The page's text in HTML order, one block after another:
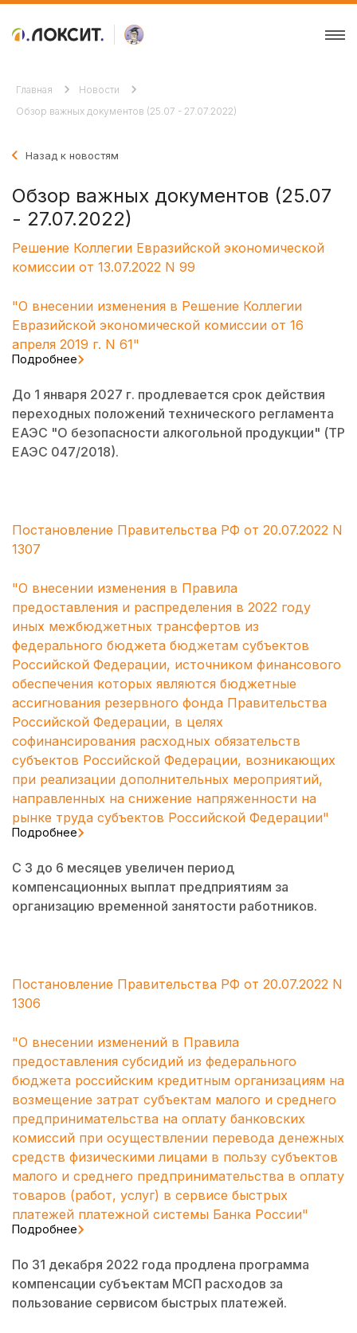
Главная
Новости
Обзор важных документов (25.07 - 27.07.2022)
Назад к новостям
Обзор важных документов (25.07
- 27.07.2022)
Решение Коллегии Евразийской экономической
комиссии от 13.07.2022 N 99
"О внесении изменения в Решение Коллегии
Евразийской экономической комиссии от 16
апреля 2019 г. N 61"
Подробнее
До 1 января 2027 г. продлевается срок действия
переходных положений технического регламента
ЕАЭС "О безопасности алкогольной продукции" (ТР
ЕАЭС 047/2018).
Постановление Правительства РФ от 20.07.2022 N
1307
"О внесении изменения в Правила
предоставления и распределения в 2022 году
иных межбюджетных трансфертов из
федерального бюджета бюджетам субъектов
Российской Федерации, источником финансового
обеспечения которых являются бюджетные
ассигнования резервного фонда Правительства
Российской Федерации, в целях
софинансирования расходных обязательств
субъектов Российской Федерации, возникающих
при реализации дополнительных мероприятий,
направленных на снижение напряженности на
рынке труда субъектов Российской Федерации"
Подробнее
С 3 до 6 месяцев увеличен период
компенсационных выплат предприятиям за
организацию временной занятости работников.
Постановление Правительства РФ от 20.07.2022 N
1306
"О внесении изменений в Правила
предоставления субсидий из федерального
бюджета российским кредитным организациям на
возмещение затрат субъектам малого и среднего
предпринимательства на оплату банковских
комиссий при осуществлении перевода денежных
средств физическими лицами в пользу субъектов
малого и среднего предпринимательства в оплату
товаров (работ, услуг) в сервисе быстрых
платежей платежной системы Банка России"
Подробнее
По 31 декабря 2022 года продлена программа
компенсации субъектам МСП расходов за
пользование сервисом быстрых платежей.